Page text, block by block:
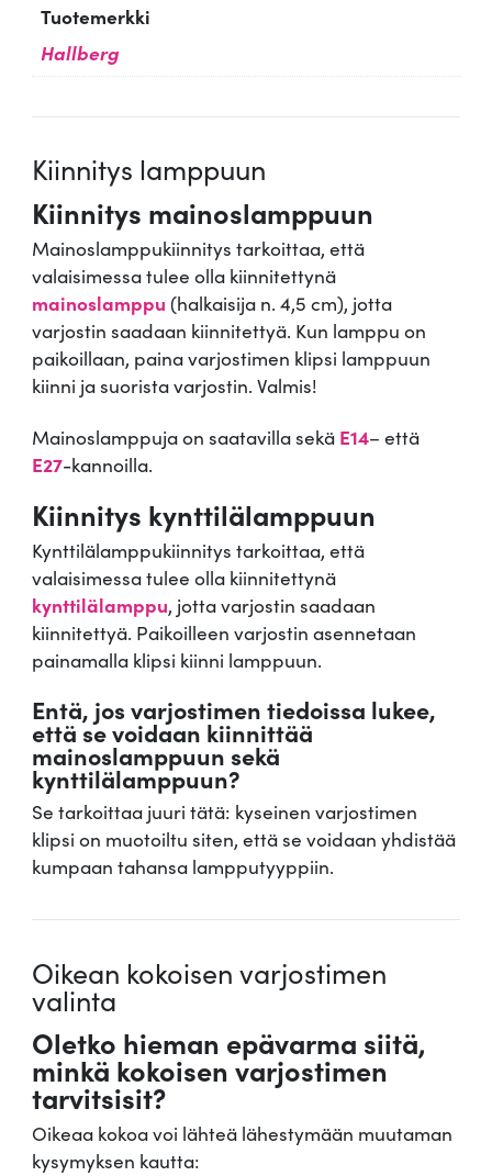
Tuotemerkki
Hallberg
Kiinnitys lamppuun
Kiinnitys mainoslamppuun
Mainoslamppukiinnitys tarkoittaa, että
valaisimessa tulee olla kiinnitettynä
mainoslamppu (halkaisija n. 4,5 cm), jotta
varjostin saadaan kiinnitettyä. Kun lamppu on
paikoillaan, paina varjostimen klipsi lamppuun
kiinni ja suorista varjostin. Valmis!
Mainoslamppuja on saatavilla sekä E14– että
E27-kannoilla.
Kiinnitys kynttilälamppuun
Kynttilälamppukiinnitys tarkoittaa, että
valaisimessa tulee olla kiinnitettynä
kynttilälamppu, jotta varjostin saadaan
kiinnitettyä. Paikoilleen varjostin asennetaan
painamalla klipsi kiinni lamppuun.
Entä, jos varjostimen tiedoissa lukee,
että se voidaan kiinnittää
mainoslamppuun sekä
kynttilälamppuun?
Se tarkoittaa juuri tätä: kyseinen varjostimen
klipsi on muotoiltu siten, että se voidaan yhdistää
kumpaan tahansa lampputyyppiin.
Oikean kokoisen varjostimen
valinta
Oletko hieman epävarma siitä,
minkä kokoisen varjostimen
tarvitsisit?
Oikeaa kokoa voi lähteä lähestymään muutaman
kysymyksen kautta: